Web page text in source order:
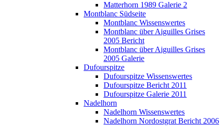
Matterhorn 1989 Galerie 2
Montblanc Südseite
Montblanc Wissenswertes
Montblanc über Aiguilles Grises
2005 Bericht
Montblanc über Aiguilles Grises
2005 Galerie
Dufourspitze
Dufourspitze Wissenswertes
Dufourspitze Bericht 2011
Dufourspitze Galerie 2011
Nadelhorn
Nadelhorn Wissenswertes
Nadelhorn Nordostgrat Bericht 2006